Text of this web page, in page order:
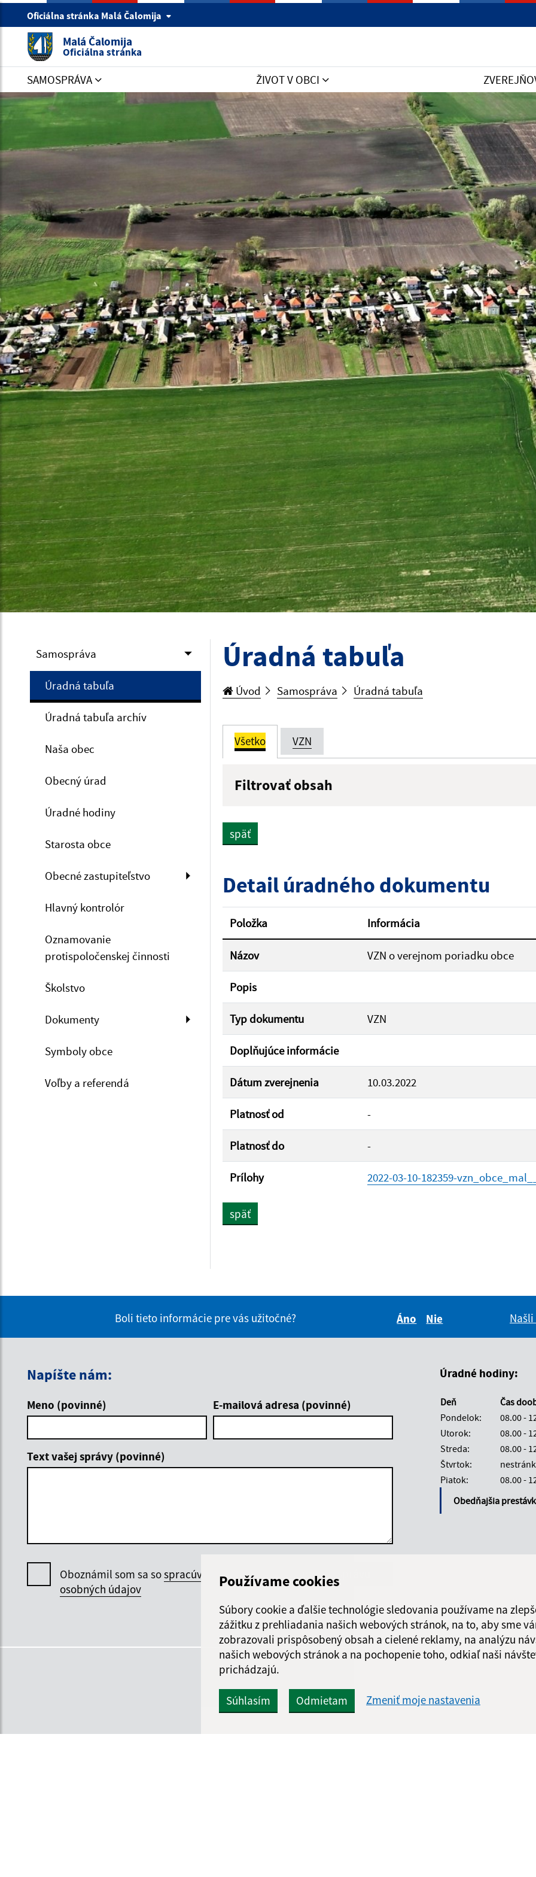
Používame cookies
Súbory cookie a ďalšie technológie sledovania používame na
zážitku z prehliadania našich webových stránok, na to, aby sme
zobrazovali prispôsobený obsah a cielené reklamy, na analýzu
našich webových stránok a na pochopenie toho, odkiaľ naši
prichádzajú.
Súhlasím Odmietam Zmeniť moje nastavenia
Oficiálna stránka Malá Čalomija
Malá Čalomija
Oficiálna stránka
SAMOSPRÁVA ŽIVOT V OBCI
Samospráva
Úradná tabuľa
Úradná tabuľa archív
Naša obec
Obecný úrad
Úradné hodiny
Starosta obce
Obecné zastupiteľstvo
Hlavný kontrolór
Oznamovanie
protispoločenskej činnosti
Školstvo
Dokumenty
Symboly obce
Voľby a referendá
Úradná tabuľa
Úvod Samospráva Úradná tabuľa
Všetko VZN
Filtrovať obsah
Filtrovať
späť
Detail úradného dokumentu
Položka Informácia
Názov VZN o verejnom poriadku obce
Popis
Typ dokumentu VZN
Doplňujúce informácie
Dátum zverejnenia 10.03.2022
Platnosť od -
Platnosť do -
Prílohy 2022-03-10-182359-
späť
Boli tieto informácie pre vás užitočné?
Áno
Nie
Napíšte nám:
Meno (povinné) E-mailová adresa (povinné)
Text vašej správy (povinné)
Oboznámil som sa sospracúvaním
osobných údajov
Odoslať správu
Úradné hodiny:
Deň Čas
Pondelok:
08.00 -
Utorok:
08.00 -
Streda:
08.00 -
Štvrtok:
Piatok:
08.00 -
Obedňajšia